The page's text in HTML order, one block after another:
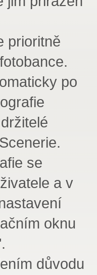
prioritně
po
se
a v
oknu
důvodu